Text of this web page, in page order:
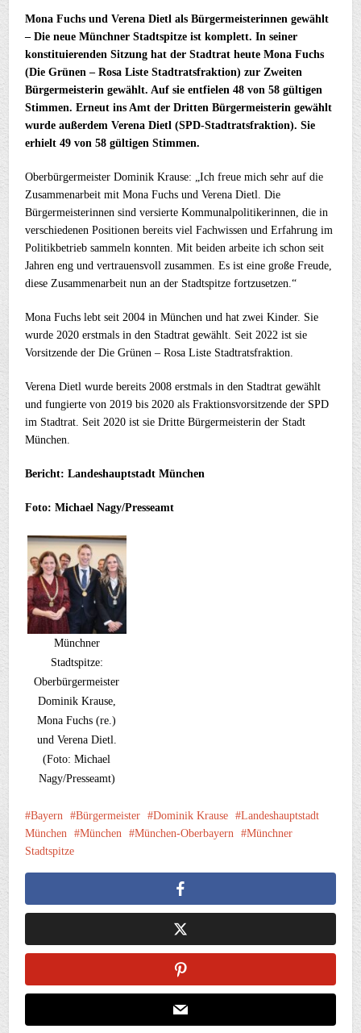
Mona Fuchs und Verena Dietl als Bürgermeisterinnen gewählt
– Die neue Münchner Stadtspitze ist komplett. In seiner
konstituierenden Sitzung hat der Stadtrat heute Mona Fuchs
(Die Grünen – Rosa Liste Stadtratsfraktion) zur Zweiten
Bürgermeisterin gewählt. Auf sie entfielen 48 von 58 gültigen
Stimmen. Erneut ins Amt der Dritten Bürgermeisterin gewählt
wurde außerdem Verena Dietl (SPD-Stadtratsfraktion). Sie
erhielt 49 von 58 gültigen Stimmen.
Oberbürgermeister Dominik Krause: „Ich freue mich sehr auf die
Zusammenarbeit mit Mona Fuchs und Verena Dietl. Die
Bürgermeisterinnen sind versierte Kommunalpolitikerinnen, die in
verschiedenen Positionen bereits viel Fachwissen und Erfahrung im
Politikbetrieb sammeln konnten. Mit beiden arbeite ich schon seit
Jahren eng und vertrauensvoll zusammen. Es ist eine große Freude,
diese Zusammenarbeit nun an der Stadtspitze fortzusetzen.“
Mona Fuchs lebt seit 2004 in München und hat zwei Kinder. Sie
wurde 2020 erstmals in den Stadtrat gewählt. Seit 2022 ist sie
Vorsitzende der Die Grünen – Rosa Liste Stadtratsfraktion.
Verena Dietl wurde bereits 2008 erstmals in den Stadtrat gewählt
und fungierte von 2019 bis 2020 als Fraktionsvorsitzende der SPD
im Stadtrat. Seit 2020 ist sie Dritte Bürgermeisterin der Stadt
München.
Bericht: Landeshauptstadt München
Foto: Michael Nagy/Presseamt
Münchner
Stadtspitze:
Oberbürgermeister
Dominik Krause,
Mona Fuchs (re.)
und Verena Dietl.
(Foto: Michael
Nagy/Presseamt)
Bayern Bürgermeister Dominik Krause
Landeshauptstadt
München
München München-Oberbayern
Münchner
Stadtspitze